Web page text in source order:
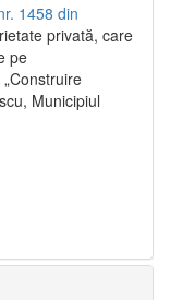
1458 din
privată, care
pe
Municipiul